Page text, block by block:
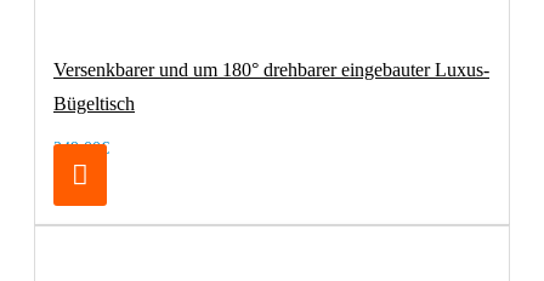
Versenkbarer und um 180° drehbarer eingebauter Luxus-
Bügeltisch
249,00€